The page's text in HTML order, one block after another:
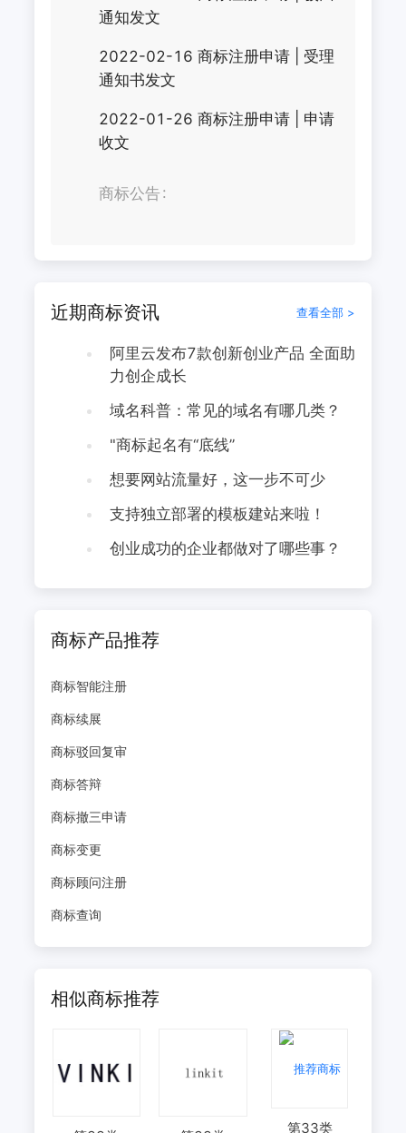
通知发文
2022-02-16 商标注册申请| 受理
通知书发文
2022-01-26 商标注册申请| 申请
收文
商标公告
近期商标资讯 查看全部 >
阿里云发布7款创新创业产品 全面助
力创企成长
域名科普：常见的域名有哪几类？
"商标起名有“底线”
想要网站流量好，这一步不可少
支持独立部署的模板建站来啦！
创业成功的企业都做对了哪些事？
商标产品推荐
商标智能注册
商标续展
商标驳回复审
商标答辩
商标撤三申请
商标变更
商标顾问注册
商标查询
相似商标推荐
第33类